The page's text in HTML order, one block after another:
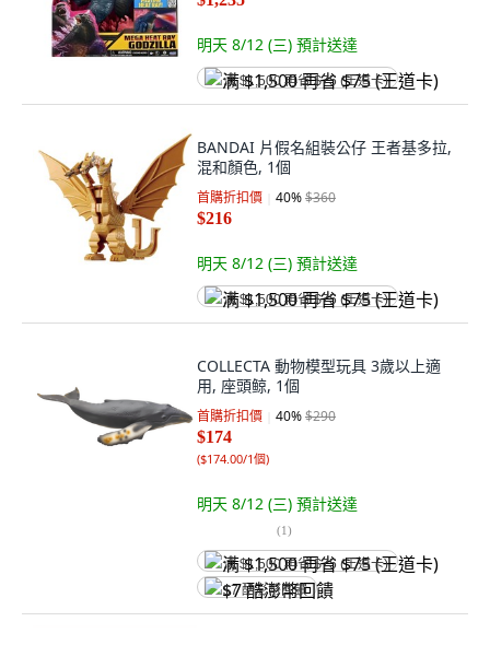
明天 8/12 (三) 預計送達
满 $1,500 再省 $75 (王道卡)
BANDAI 片假名組裝公仔 王者基多拉,
混和顏色, 1個
首購折扣價 40%$360
$216
明天 8/12 (三) 預計送達
满 $1,500 再省 $75 (王道卡)
COLLECTA 動物模型玩具 3歲以上適
用, 座頭鲸, 1個
首購折扣價 40%$290
$174
($174.00/1個)
明天 8/12 (三) 預計送達
(1)
满 $1,500 再省 $75 (王道卡)
$7 酷澎幣回饋